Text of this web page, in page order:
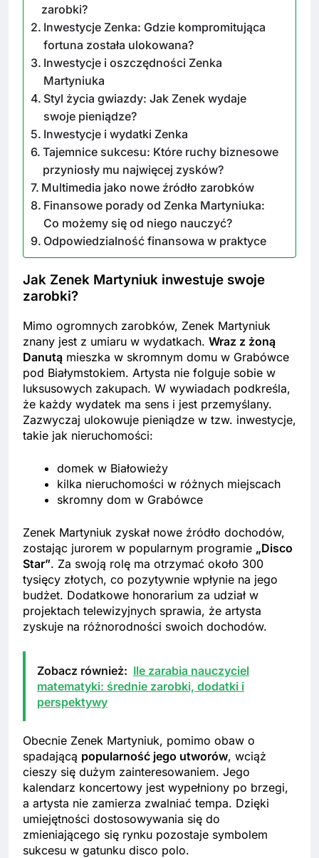
zarobki?
Inwestycje Zenka: Gdzie kompromitująca
fortuna została ulokowana?
Inwestycje i oszczędności Zenka
Martyniuka
Styl życia gwiazdy: Jak Zenek wydaje
swoje pieniądze?
Inwestycje i wydatki Zenka
Tajemnice sukcesu: Które ruchy biznesowe
przyniosły mu najwięcej zysków?
Multimedia jako nowe źródło zarobków
Finansowe porady od Zenka Martyniuka:
Co możemy się od niego nauczyć?
Odpowiedzialność finansowa w praktyce
Jak Zenek Martyniuk inwestuje swoje
zarobki?
Mimo ogromnych zarobków, Zenek Martyniuk
znany jest z umiaru w wydatkach. Wraz z żoną
Danutą mieszka w skromnym domu w Grabówce
pod Białymstokiem. Artysta nie folguje sobie w
luksusowych zakupach. W wywiadach podkreśla,
że każdy wydatek ma sens i jest przemyślany.
Zazwyczaj ulokowuje pieniądze w tzw. inwestycje,
takie jak nieruchomości:
domek w Białowieży
kilka nieruchomości w różnych miejscach
skromny dom w Grabówce
Zenek Martyniuk zyskał nowe źródło dochodów,
zostając jurorem w popularnym programie „Disco
Star”. Za swoją rolę ma otrzymać około 300
tysięcy złotych, co pozytywnie wpłynie na jego
budżet. Dodatkowe honorarium za udział w
projektach telewizyjnych sprawia, że artysta
zyskuje na różnorodności swoich dochodów.
Zobacz również: Ile zarabia nauczyciel
matematyki: średnie zarobki, dodatki i
perspektywy
Obecnie Zenek Martyniuk, pomimo obaw o
spadającą popularność jego utworów, wciąż
cieszy się dużym zainteresowaniem. Jego
kalendarz koncertowy jest wypełniony po brzegi,
a artysta nie zamierza zwalniać tempa. Dzięki
umiejętności dostosowywania się do
zmieniającego się rynku pozostaje symbolem
sukcesu w gatunku disco polo.